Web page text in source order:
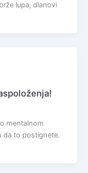
lupa, dlanovi
mentalnom
da to postignete.